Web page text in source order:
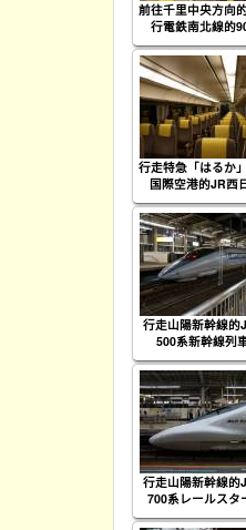
前往千里中央方向
行電鉄南北線的
行走特急「はるか
国際空港的JR西
行走山陽新幹線的
500系新幹線列
行走山陽新幹線的
700系レールスタ